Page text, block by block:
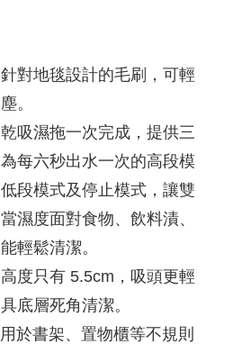
對地毯設計的毛刷，可輕
。
吸濕拖一次完成，提供三
每六秒出水一次的高段模
段模式及停止模式，讓雙
濕度面對食物、飲料漬、
輕鬆清潔。
度只有 5.5cm，吸頭更輕
底層死角清潔。
於書架、置物櫃等不規則